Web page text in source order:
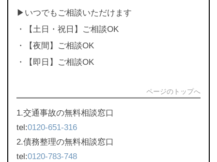
▶︎いつでもご相談いただけます
・【土日・祝日】ご相談OK
・【夜間】ご相談OK
・【即日】ご相談OK
ページのトップへ
1.交通事故の無料相談窓口
tel:0120-651-316
2.債務整理の無料相談窓口
tel:0120-783-748